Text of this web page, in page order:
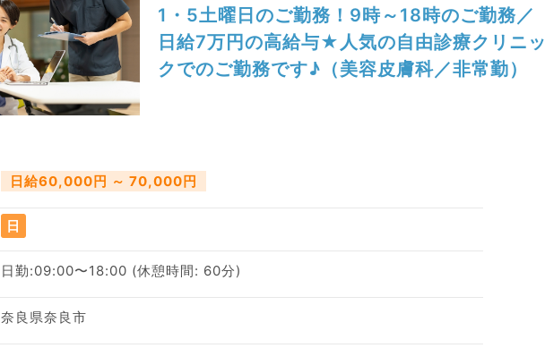
1・5土曜日のご勤務！9時～18時のご勤務／
日給7万円の高給与★人気の自由診療クリニッ
クでのご勤務です♪（美容皮膚科／非常勤）
日給60,000円 ～ 70,000円
日
日勤:09:00〜18:00 (休憩時間: 60分)
奈良県奈良市